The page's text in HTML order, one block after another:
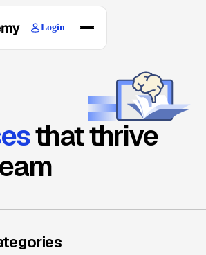
Login
that thrive